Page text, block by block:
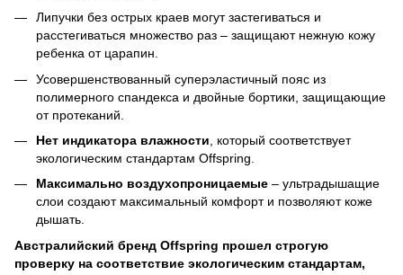
Липучки без острых краев могут застегиваться и
расстегиваться множество раз – защищают нежную кожу
ребенка от царапин.
Усовершенствованный суперэластичный пояс из
полимерного спандекса и двойные бортики, защищающие
от протеканий.
Нет индикатора влажности , который соответствует
экологическим стандартам Offspring.
Максимально воздухопроницаемые – ультрадышащие
слои создают максимальный комфорт и позволяют коже
дышать.
Австралийский бренд Offspring прошел строгую
проверку на соответствие экологическим стандартам,